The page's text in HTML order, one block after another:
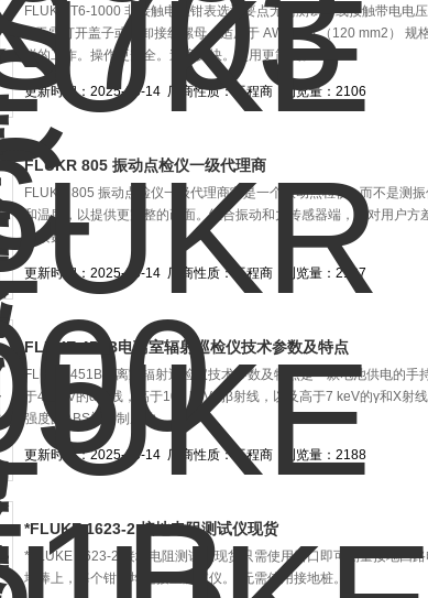
FLUKE T6-1000 非接触电压钳表选型要点无需测试导线接触带电电
+ 无需打开盖子或拆卸接线螺母。适用于 AWG 4/0 （120 mm2）
样的工作。操作更安全。速度更快。使用更简便。
更新时间：2025-06-14 厂商性质：工程商 浏览量：2106
FLUKR 805 振动点检仪一级代理商
FLUKR 805 振动点检仪一级代理商它是一个振动点检仪 - 而不是测
和温度，以提供更完整的画面。组合振动和力传感器端，可对用户
的读数。
更新时间：2025-06-14 厂商性质：工程商 浏览量：2137
FLUKE 451B电离室辐射巡检仪技术参数及特点
FLUKE 451B电离室辐射巡检仪技术参数及特点是一款电池供电的
于4 MeV的α射线，高于100 keV的β射线，以及高于7 keV的γ和X射
强度的ABS塑料制成的。
更新时间：2025-06-14 厂商性质：工程商 浏览量：2188
*FLUKE 1623-2 接地电阻测试仪现货
*FLUKE 1623-2 接地电阻测试仪现货只需使用钳口即可测量接地回
地棒上，每个钳口均连接至测试仪。*无需使用接地桩。